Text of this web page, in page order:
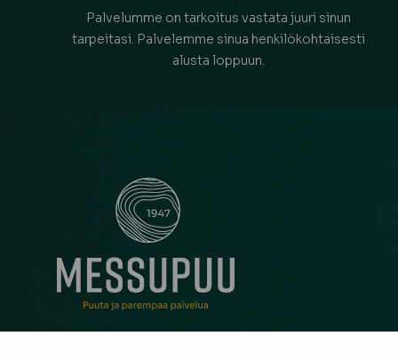
Palvelumme on tarkoitus vastata juuri sinun
tarpeitasi. Palvelemme sinua henkilökohtaisesti
alusta loppuun.